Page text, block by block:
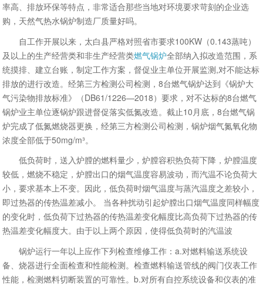
率高、排放环保等特点，非常适合那些当地对环境要求苛刻的企业选
购，天然气热水锅炉制造厂质量好吗。
自工作开展以来，太白县严格对照省市要求100KW（0.143蒸吨）
及以上的生产经营类和非生产经营类燃气锅炉全部纳入拟改造范围，系
统摸排、建立台账，制定工作方案，督促业主单位开展监测,对不能达标
排放的进行改造。经第三方检测公司检测，8台燃气锅炉达到《锅炉大
气污染物排放标准》（DB61/1226—2018）要求，对不达标的8台燃气
锅炉业主单位逐锅炉跟进督促落实低氮改造。截止10月底，8台燃气锅
炉完成了低氮燃烧器更换，经第三方检测公司检测，锅炉烟气氮氧化物
浓度全部低于50mg/m³。
低负荷时，送入炉膛的燃料量少，炉膛容积热负荷下降，炉膛温度
较低，燃烧不稳定，炉膛出口的烟气温度容易波动，而汽温不论负荷大
小，要求基本上不变。因此，低负荷时烟气温度与蒸汽温度之差较小，
即过热器的传热温差减小。 当各种扰动引起炉膛出口烟气温度同样幅度
的变化时，低负荷下过热器的传热温差变化幅度比高负荷下过热器的传
热温差变化幅度大。由于以上两个原因，使得低负荷时的汽温波
锅炉运行一年以上应作下列检查维修工作：a.对燃料输送系统设
备、烧器进行全面检查和性能检测。检查燃料输送管线的阀门仪表工作
性能，检测燃料切断装置的可靠性。b.对所有自控系统设备和仪表的准